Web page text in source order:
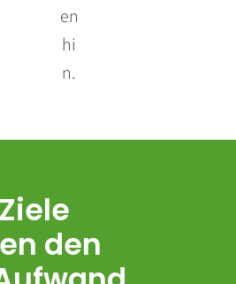
en
hi
n.
den